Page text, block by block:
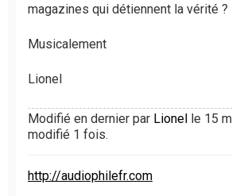
magazines qui détiennent la vérité ?
Musicalement
Lionel
Modifié en dernier par Lionel le 15
modifié 1 fois.
http://audiophilefr.com